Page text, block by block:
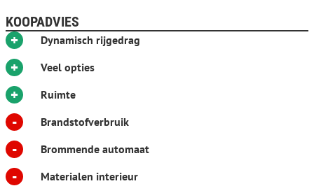
KOOPADVIES
+ Dynamisch rijgedrag
+ Veel opties
+ Ruimte
- Brandstofverbruik
- Brommende automaat
- Materialen interieur